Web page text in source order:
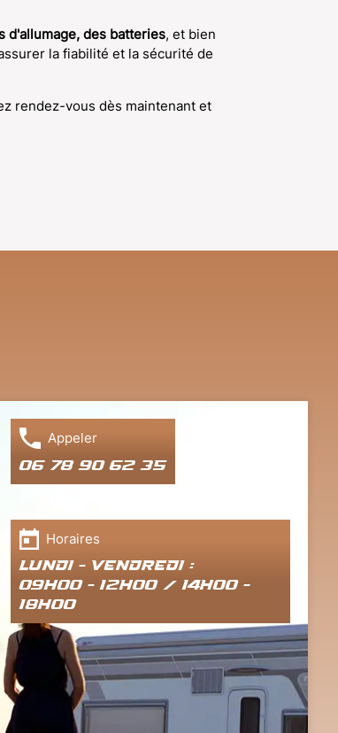
d'allumage, des batteries, et bien
la fiabilité et la sécurité de
rendez-vous dès maintenant et
Appeler
06 78 90 62 35
Horaires
Lundi - Vendredi :
09h00 - 12h00 / 14h00 -
18h00